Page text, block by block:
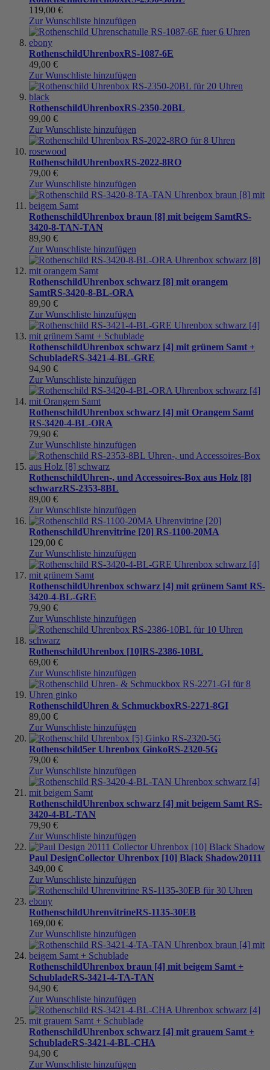
119,00 €
Zur Wunschliste hinzufügen
RothenschildUhrenboxRS-1087-6E
49,00 €
Zur Wunschliste hinzufügen
RothenschildUhrenboxRS-2350-20BL
99,00 €
Zur Wunschliste hinzufügen
RothenschildUhrenboxRS-2022-8RO
79,00 €
Zur Wunschliste hinzufügen
RothenschildUhrenbox braun [8] mit beigem SamtRS-
3420-8-TAN-TAN
89,90 €
Zur Wunschliste hinzufügen
RothenschildUhrenbox schwarz [8] mit orangem
SamtRS-3420-8-BL-ORA
89,90 €
Zur Wunschliste hinzufügen
RothenschildUhrenbox schwarz [4] mit grünem Samt +
SchubladeRS-3421-4-BL-GRE
94,90 €
Zur Wunschliste hinzufügen
RothenschildUhrenbox schwarz [4] mit Orangem Samt
RS-3420-4-BL-ORA
79,90 €
Zur Wunschliste hinzufügen
RothenschildUhren-, und Accessoires-Box aus Holz [8]
schwarzRS-2353-8BL
89,00 €
Zur Wunschliste hinzufügen
RothenschildUhrenvitrine [20] RS-1100-20MA
129,00 €
Zur Wunschliste hinzufügen
RothenschildUhrenbox schwarz [4] mit grünem Samt RS-
3420-4-BL-GRE
79,90 €
Zur Wunschliste hinzufügen
RothenschildUhrenbox [10]RS-2386-10BL
69,00 €
Zur Wunschliste hinzufügen
RothenschildUhren & SchmuckboxRS-2271-8GI
89,00 €
Zur Wunschliste hinzufügen
Rothenschild5er Uhrenbox GinkoRS-2320-5G
79,00 €
Zur Wunschliste hinzufügen
RothenschildUhrenbox schwarz [4] mit beigem Samt RS-
3420-4-BL-TAN
79,90 €
Zur Wunschliste hinzufügen
Paul DesignCollector Uhrenbox [10] Black Shadow20111
349,00 €
Zur Wunschliste hinzufügen
RothenschildUhrenvitrineRS-1135-30EB
169,00 €
Zur Wunschliste hinzufügen
RothenschildUhrenbox braun [4] mit beigem Samt +
SchubladeRS-3421-4-TA-TAN
94,90 €
Zur Wunschliste hinzufügen
RothenschildUhrenbox schwarz [4] mit grauem Samt +
SchubladeRS-3421-4-BL-CHA
94,90 €
Zur Wunschliste hinzufügen